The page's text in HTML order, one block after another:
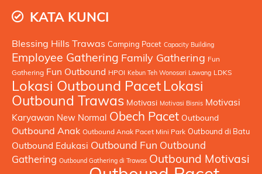
KATA KUNCI
Blessing Hills Trawas Camping Pacet Capacity Building
Employee Gathering Family Gathering Fun
Gathering Fun Outbound HPOI Kebun Teh Wonosari Lawang LDKS
Lokasi Outbound Pacet Lokasi
Outbound Trawas Motivasi Motivasi Bisnis Motivasi
Karyawan New Normal Obech Pacet Outbound
Outbound Anak Outbound Anak Pacet Mini Park Outbound di Batu
Outbound Edukasi Outbound Fun Outbound
Gathering Outbound Gathering di Trawas Outbound Motivasi